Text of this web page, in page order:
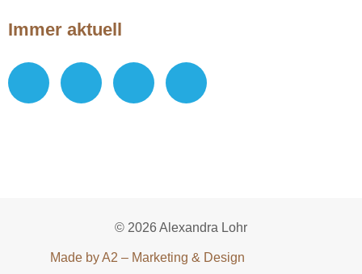
Immer aktuell
© 2026 Alexandra Lohr
Made by A2 – Marketing & Design